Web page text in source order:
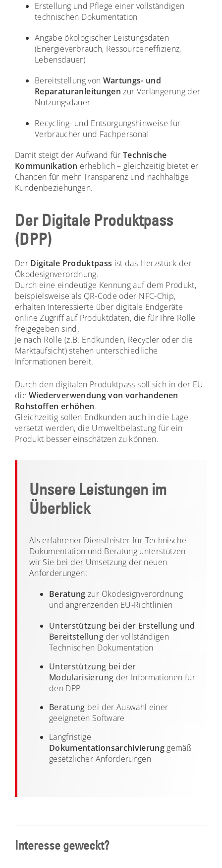
Erstellung und Pflege einer vollständigen
technischen Dokumentation
Angabe ökologischer Leistungsdaten
(Energieverbrauch, Ressourceneffizienz,
Lebensdauer)
Bereitstellung von Wartungs- und
Reparaturanleitungen zur Verlängerung der
Nutzungsdauer
Recycling- und Entsorgungshinweise für
Verbraucher und Fachpersonal
Damit steigt der Aufwand fürTechnische
Kommunikation erheblich – gleichzeitig bietet er
Chancen für mehr Transparenz und nachhaltige
Kundenbeziehungen.
Der Digitale Produktpass
(DPP)
Der Digitale Produktpass ist das Herzstück der
Ökodesignverordnung.
Durch eine eindeutige Kennung auf dem Produkt,
beispielsweise als QR-Code oder NFC-Chip,
erhalten Interessierte über digitale Endgeräte
online Zugriff auf Produktdaten, die für Ihre Rolle
freigegeben sind.
Je nach Rolle (z.B. Endkunden, Recycler oder die
Marktaufsicht) stehen unterschiedliche
Informationen bereit.
Durch den digitalen Produktpass soll sich in der EU
dieWiederverwendung von vorhandenen
Rohstoffen erhöhen.
Gleichzeitig sollen Endkunden auch in die Lage
versetzt werden, die Umweltbelastung für ein
Produkt besser einschätzen zu können.
Unsere Leistungen im
Überblick
Als erfahrener Dienstleister für Technische
Dokumentation und Beratung unterstützen
wir Sie bei der Umsetzung der neuen
Anforderungen:
Beratung zur Ökodesignverordnung
und angrenzenden EU-Richtlinien
Unterstützung bei der Erstellung und
Bereitstellungder vollständigen
Technischen Dokumentation
Unterstützung bei der
Modularisierung der Informationen für
den DPP
Beratung bei der Auswahl einer
geeigneten Software
Langfristige
Dokumentationsarchivierung gemäß
gesetzlicher Anforderungen
Interesse geweckt?